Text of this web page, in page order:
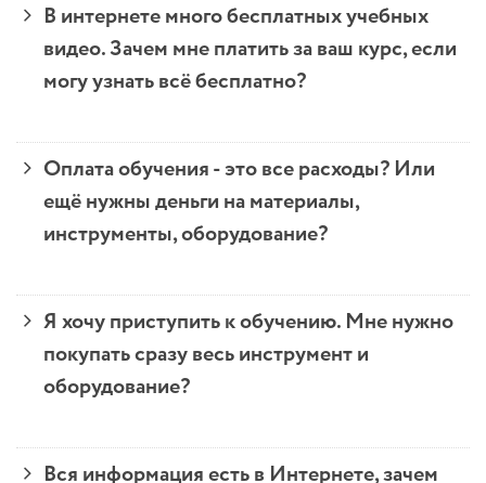
В интернете много бесплатных учебных
видео. Зачем мне платить за ваш курс, если
могу узнать всё бесплатно?
Оплата обучения - это все расходы? Или
ещё нужны деньги на материалы,
инструменты, оборудование?
Я хочу приступить к обучению. Мне нужно
покупать сразу весь инструмент и
оборудование?
Вся информация есть в Интернете, зачем